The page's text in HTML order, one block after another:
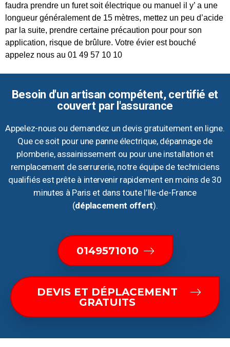
faudra prendre un furet soit électrique ou manuel il y’ a une
longueur généralement de 15 mètres, mettez un peu d’acide
par la suite, prendre certaine précaution pour pour son
application, risque de brûlure. Votre évier est bouché
appelez nous au 01 49 57 10 10
Besoin d'un artisan compétent, certifié et
couvert par l'assurance
Appelez-nous ou demandez un devis gratuitement en ligne.
Que ce soit pour une panne électrique, dépannage de
plomberie, assainissement ou pour une installation et
remplacement de serrurerie, notre équipe de techniciens
qualifiés est prête à intervenir rapidement en moins de 30
minutes à Paris et dans toute l’Ile-de-France
(déplacement offert).
0149571010
DEVIS ET DÉPLACEMENT
GRATUITS